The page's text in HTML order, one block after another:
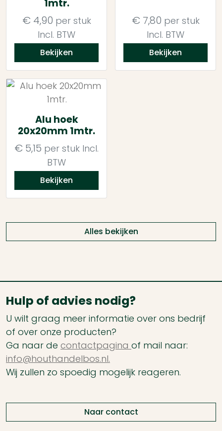
1mtr.
€ 4,90 per stuk
Incl. BTW
Bekijken
€ 7,80 per stuk
Incl. BTW
Bekijken
Alu hoek
20x20mm 1mtr.
€ 5,15 per stuk Incl.
BTW
Bekijken
Alles bekijken
Hulp of advies nodig?
U wilt graag meer informatie over ons bedrijf
of over onze producten?
Ga naar de contactpagina of mail naar:
info@houthandelbos.nl.
Wij zullen zo spoedig mogelijk reageren.
Naar contact